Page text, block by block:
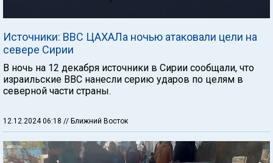
Источники: ВВС ЦАХАЛа ночью атаковали цели на
севере Сирии
В ночь на 12 декабря источники в Сирии сообщали, что
израильские ВВС нанесли серию ударов по целям в
северной части страны.
12.12.2024 06:18 // Ближний Восток